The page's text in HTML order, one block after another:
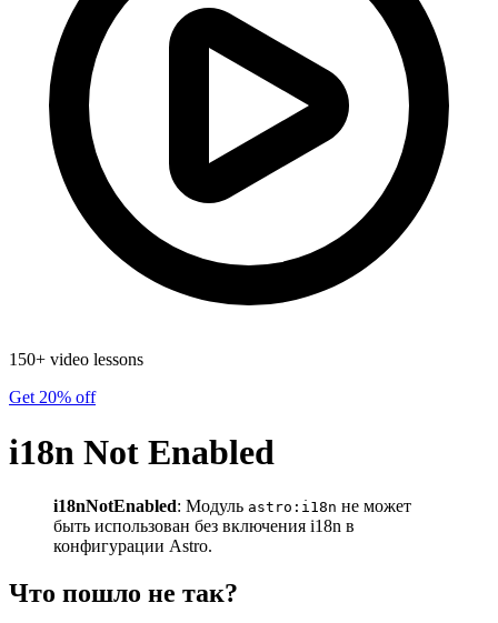
150+ video lessons
Get 20% off
i18n Not Enabled
i18nNotEnabled: Модуль astro:i18n не может
быть использован без включения i18n в
конфигурации Astro.
Что пошло не так?